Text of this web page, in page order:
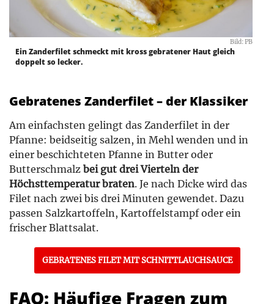
Bild: PB
Ein Zanderfilet schmeckt mit kross gebratener Haut gleich
doppelt so lecker.
Gebratenes Zanderfilet – der Klassiker
Am einfachsten gelingt das Zanderfilet in der
Pfanne: beidseitig salzen, in Mehl wenden und in
einer beschichteten Pfanne in Butter oder
Butterschmalz bei gut drei Vierteln der
Höchsttemperatur braten. Je nach Dicke wird das
Filet nach zwei bis drei Minuten gewendet. Dazu
passen Salzkartoffeln, Kartoffelstampf oder ein
frischer Blattsalat.
GEBRATENES FILET MIT SCHNITTLAUCHSAUCE
FAQ: Häufige Fragen zum